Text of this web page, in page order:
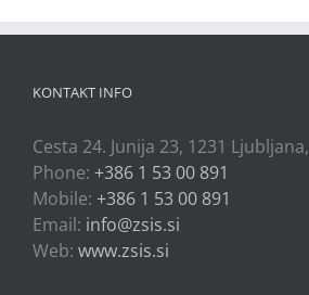
KONTAKT INFO
Cesta 24. Junija 23, 1231 Ljubljana,
Phone: +386 1 53 00 891
Mobile: +386 1 53 00 891
Email: info@zsis.si
Web: www.zsis.si